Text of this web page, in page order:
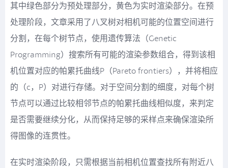
其中绿色部分为预处理部分，黄色为实时渲染部分。在预
处理阶段，文章采用了八叉树对相机可能的位置空间进行
分割，在每个树节点，使用遗传算法（Genetic
Programming）搜索所有可能的渲染参数组合，得到该相
机位置对应的帕累托曲线P（Pareto frontiers），并将相应
的（c，P）对进行存储。对于空间分割的细度，对每个树
节点可以通过比较相邻节点的帕累托曲线相似度，来判定
是否需要继续分化，从而保持足够的采样点来确保渲染所
得图像的连贯性。
在实时渲染阶段，只需根据当前相机位置查找所有附近八